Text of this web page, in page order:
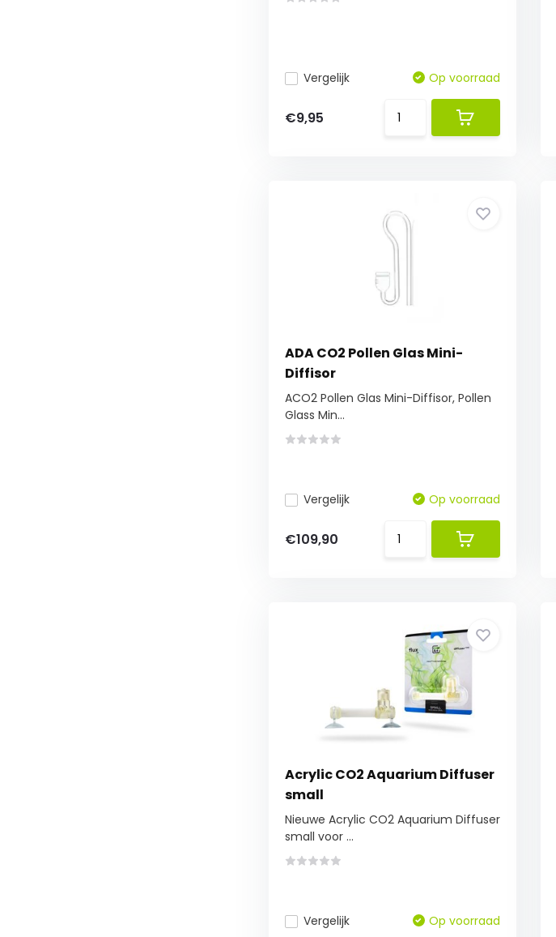
Vergelijk Op voorraad
€9,95
ADA CO2 Pollen Glas Mini-
Diffisor
ACO2 Pollen Glas Mini-Diffisor, Pollen
Glass Min...
Vergelijk Op voorraad
€109,90
Acrylic CO2 Aquarium Diffuser
small
Nieuwe Acrylic CO2 Aquarium Diffuser
small voor ...
Vergelijk Op voorraad